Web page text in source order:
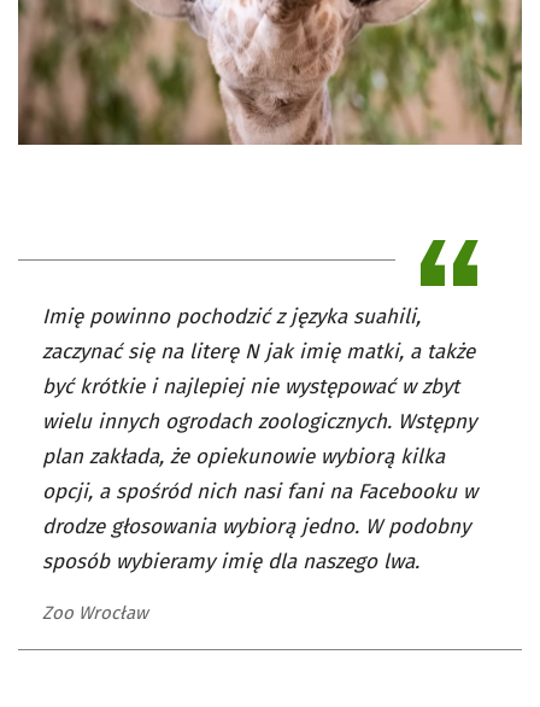
Imię powinno pochodzić z języka suahili,
zaczynać się na literę N jak imię matki, a także
być krótkie i najlepiej nie występować w zbyt
wielu innych ogrodach zoologicznych. Wstępny
plan zakłada, że opiekunowie wybiorą kilka
opcji, a spośród nich nasi fani na Facebooku w
drodze głosowania wybiorą jedno. W podobny
sposób wybieramy imię dla naszego lwa.
Zoo Wrocław